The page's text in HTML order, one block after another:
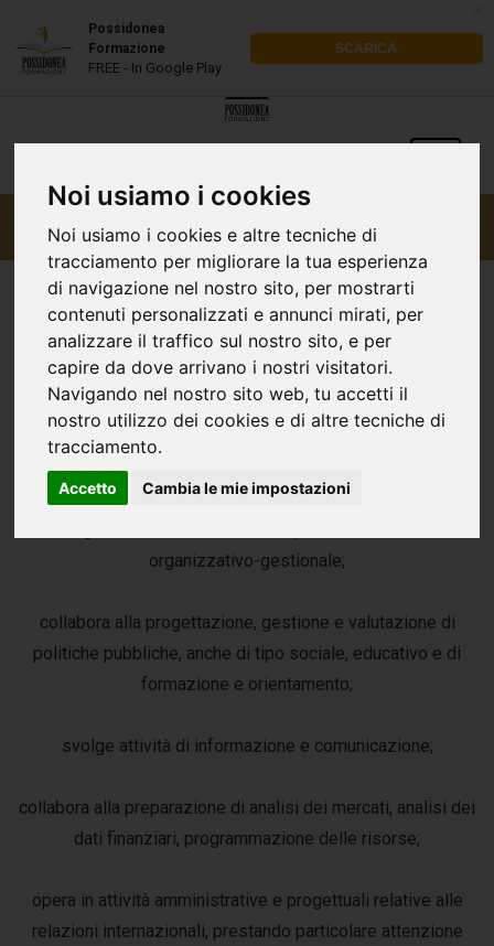
Noi usiamo i cookies
Noi usiamo i cookies e altre tecniche di
tracciamento per migliorare la tua esperienza
di navigazione nel nostro sito, per mostrarti
contenuti personalizzati e annunci mirati, per
analizzare il traffico sul nostro sito, e per
capire da dove arrivano i nostri visitatori.
Navigando nel nostro sito web, tu accetti il
nostro utilizzo dei cookies e di altre tecniche di
tracciamento.
Accetto Cambia le mie impostazioni
Possidonea
Formazione
FREE - In Google Play
SCARICA
Scienze Politiche e Sociali – L36 (3
anni)
Il Corso
Il laureato in Scienze politiche e sociali:
organizzativo-gestionale;
collabora alla progettazione, gestione e valutazione di
politiche pubbliche, anche di tipo sociale, educativo e di
formazione e orientamento;
svolge attività di informazione e comunicazione;
collabora alla preparazione di analisi dei mercati, analisi dei
dati finanziari, programmazione delle risorse;
opera in attività amministrative e progettuali relative alle
relazioni internazionali, prestando particolare attenzione